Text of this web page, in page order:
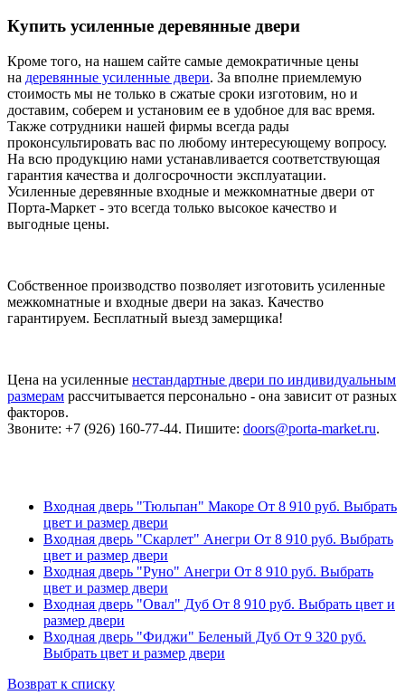
Купить усиленные деревянные двери
Кроме того, на нашем сайте самые демократичные цены
на деревянные усиленные двери. За вполне приемлемую
стоимость мы не только в сжатые сроки изготовим, но и
доставим, соберем и установим ее в удобное для вас время.
Также сотрудники нашей фирмы всегда рады
проконсультировать вас по любому интересующему вопросу.
На всю продукцию нами устанавливается соответствующая
гарантия качества и долгосрочности эксплуатации.
Усиленные деревянные входные и межкомнатные двери от
Порта-Маркет - это всегда только высокое качество и
выгодные цены.
Собственное производство позволяет изготовить усиленные
межкомнатные и входные двери на заказ. Качество
гарантируем. Бесплатный выезд замерщика!
Цена на усиленные нестандартные двери по индивидуальным
размерам рассчитывается персонально - она зависит от разных
факторов.
Звоните: +7 (926) 160-77-44. Пишите: doors@porta-market.ru.
Входная дверь "Тюльпан" Макоре От 8 910 руб. Выбрать
цвет и размер двери
Входная дверь "Скарлет" Анегри От 8 910 руб. Выбрать
цвет и размер двери
Входная дверь "Руно" Анегри От 8 910 руб. Выбрать
цвет и размер двери
Входная дверь "Овал" Дуб От 8 910 руб. Выбрать цвет и
размер двери
Входная дверь "Фиджи" Беленый Дуб От 9 320 руб.
Выбрать цвет и размер двери
Возврат к списку